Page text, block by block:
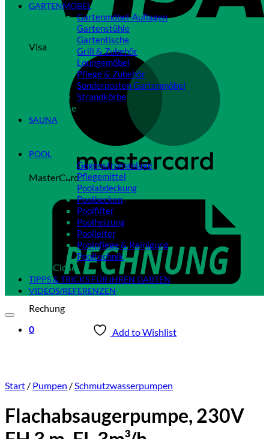
Visa
MasterCard
Rechung
0
GARTENMÖBEL
Gartenmöbel-Auflagen
Gartenstühle
Gartentische
Grill & Zubehör
Loungemöbel
Pflege & Zubehör
Sonderposten Gartenmöbel
Strandkörbe
Close
SAUNA
POOL
Gegenstromanlage
Pflegemittel
Poolabdeckung
Poolbecken
Poolfilter
Poolheizung
Poolleiter
Poolpflege & Reinigung
Pooltechnik
Close
TIPPS & TRICKS FÜR IHREN GARTEN
VIDEOS/REFERENZEN
Add to Wishlist
Start / Pumpen /Schmutzwasserpumpen
Flachabsaugerpumpe, 230V